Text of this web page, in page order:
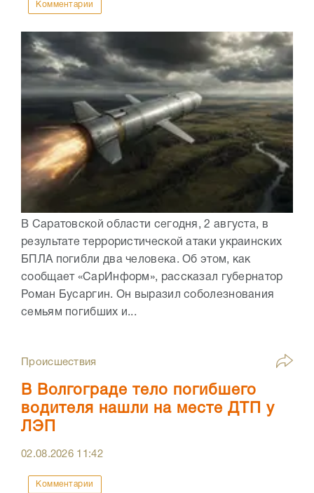
Комментарии
В Саратовской области сегодня, 2 августа, в
результате террористической атаки украинских
БПЛА погибли два человека. Об этом, как
сообщает «СарИнформ», рассказал губернатор
Роман Бусаргин. Он выразил соболезнования
семьям погибших и...
Происшествия
В Волгограде тело погибшего
водителя нашли на месте ДТП у
ЛЭП
02.08.2026 11:42
Комментарии